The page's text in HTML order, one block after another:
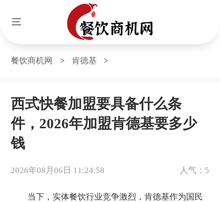
餐饮商机网 > 肯德基 >
西式快餐加盟要具备什么条
件，2026年加盟肯德基要多少
钱
2026年08月06日 11:24:58 人气：5
当下，实体餐饮行业竞争激烈，肯德基作为国民